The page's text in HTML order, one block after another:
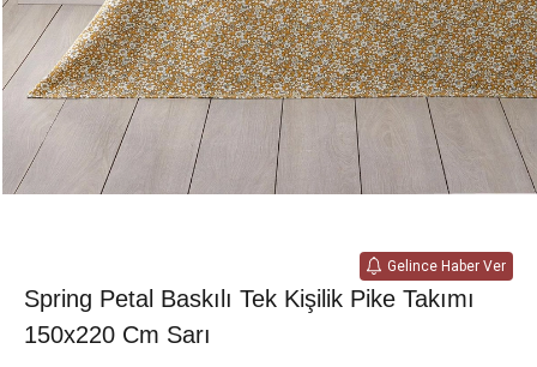
Gelince Haber Ver
Spring Petal Baskılı Tek Kişilik Pike Takımı
150x220 Cm Sarı